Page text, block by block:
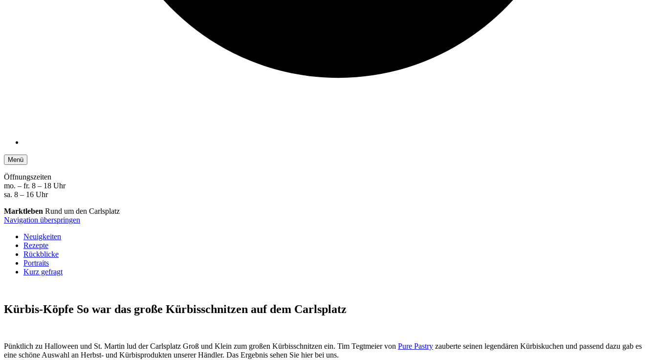
Menü
Öffnungszeiten
mo. – fr. 8 – 18 Uhr
sa. 8 – 16 Uhr
Marktleben Rund um den Carlsplatz
Navigation überspringen
Neuigkeiten
Rezepte
Rückblicke
Portraits
Kurz gefragt
Kürbis-Köpfe So war das große Kürbisschnitzen auf dem Carlsplatz
Pünktlich zu Halloween und St. Martin lud der Carlsplatz Groß und Klein zum großen Kürbisschnitzen ein. Tim Tegtmeier von Pure Pastry zauberte seinen legendären Kürbiskuchen und passend dazu gab es
eine schöne Auswahl an Herbst- und Kürbisprodukten unserer Händler. Das Ergebnis sehen Sie hier bei uns.